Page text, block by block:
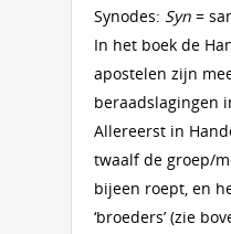
Synodes: Syn =
In het boek de
apostelen zijn
beraadslagingen
Allereerst in
twaalf de groep/
bijeen roept, en
‘broeders’ (zie